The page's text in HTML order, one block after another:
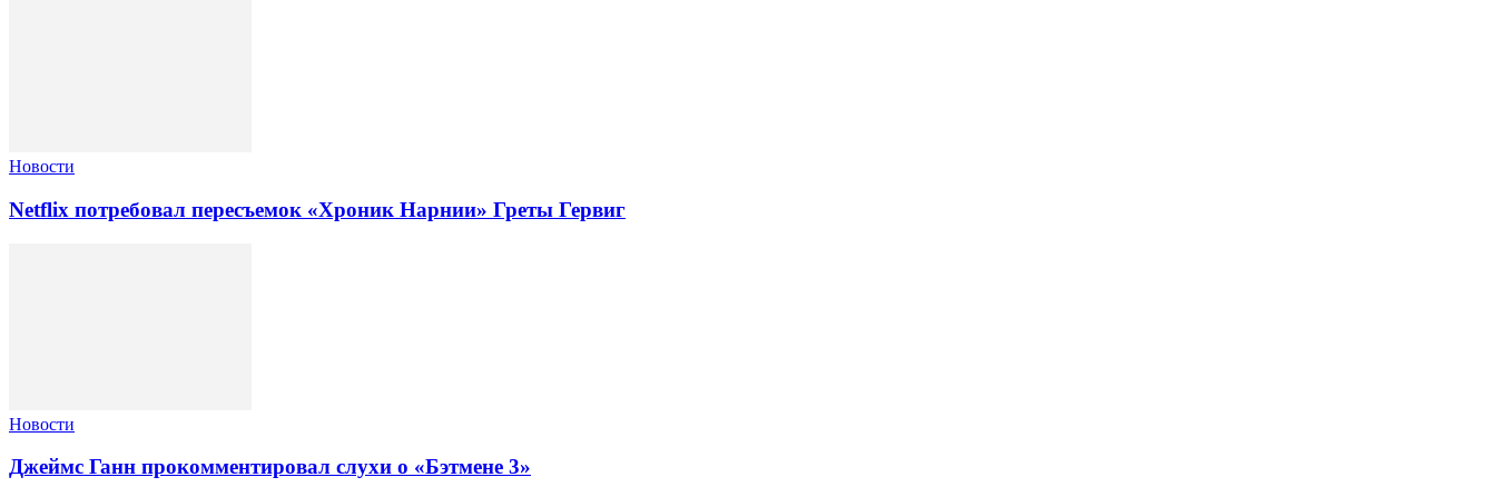
Новости
Netflix потребовал пересъемок «Хроник Нарнии» Греты Гервиг
Новости
Джеймс Ганн прокомментировал слухи о «Бэтмене 3»